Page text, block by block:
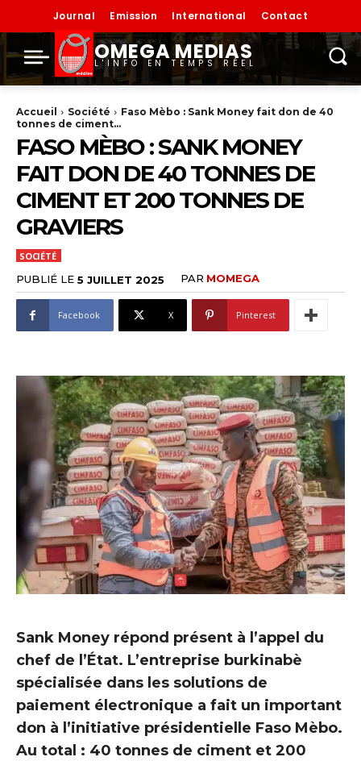
Journal Emission International Contact
OMEGA MEDIAS
L'INFO EN TEMPS RÉEL
Accueil Société
Faso Mèbo : Sank Money fait don de 40
tonnes de ciment...
FASO MÈBO : SANK MONEY
FAIT DON DE 40 TONNES DE
CIMENT ET 200 TONNES DE
GRAVIERS
SOCIÉTÉ
PUBLIÉ LE 5 JUILLET 2025 PAR MOMEGA
Facebook X Pinterest
Sank Money répond présent à l’appel du
chef de l’État. L’entreprise burkinabè
spécialisée dans les solutions de
paiement électronique a fait un important
don à l’initiative présidentielle Faso Mèbo.
Au total : 40 tonnes de ciment et 200